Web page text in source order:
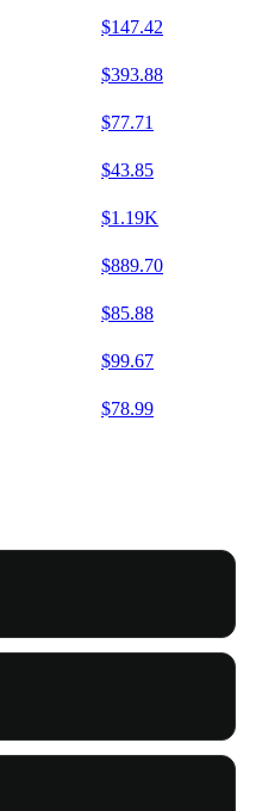
$147.42
$393.88
$77.71
$43.85
$1.19K
$889.70
$85.88
$99.67
$78.99